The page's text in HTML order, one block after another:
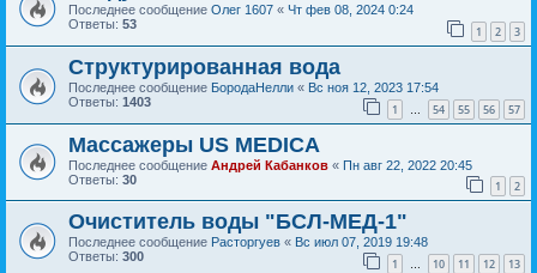
Последнее сообщение Олег 1607 « Чт фев 08, 2024 0:24
Ответы: 53 1 2 3
Структурированная вода
Последнее сообщение БородаНелли « Вс ноя 12, 2023 17:54
Ответы: 1403 1 … 54 55 56 57
Массажеры US MEDICA
Последнее сообщение Андрей Кабанков « Пн авг 22, 2022 20:45
Ответы: 30 1 2
Очиститель воды "БСЛ-МЕД-1"
Последнее сообщение Расторгуев « Вс июл 07, 2019 19:48
Ответы: 300 1 … 10 11 12 13